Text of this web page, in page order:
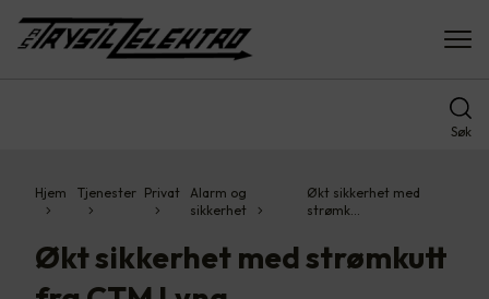
Søk
Hjem Tjenester Privat
Alarm og
sikkerhet
Økt sikkerhet med
strømk…
Økt sikkerhet med strømkutt